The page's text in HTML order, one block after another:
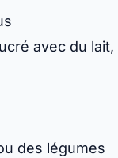
avec du lait,
des légumes